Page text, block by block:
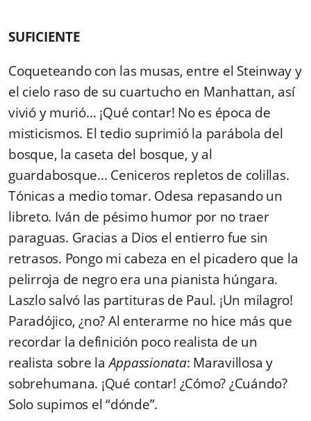
SUFICIENTE
Coqueteando con las musas, entre el Steinway y
el cielo raso de su cuartucho en Manhattan, así
vivió y murió… ¡Qué contar! No es época de
misticismos. El tedio suprimió la parábola del
bosque, la caseta del bosque, y al
guardabosque... Ceniceros repletos de colillas.
Tónicas a medio tomar. Odesa repasando un
libreto. Iván de pésimo humor por no traer
paraguas. Gracias a Dios el entierro fue sin
retrasos. Pongo mi cabeza en el picadero que la
pelirroja de negro era una pianista húngara.
Laszlo salvó las partituras de Paul. ¡Un milagro!
Paradójico, ¿no? Al enterarme no hice más que
recordar la definición poco realista de un
realista sobre laAppassionata: Maravillosa y
sobrehumana. ¡Qué contar! ¿Cómo? ¿Cuándo?
Solo supimos el “dónde”.